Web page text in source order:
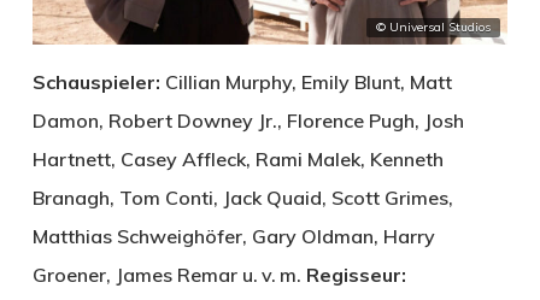
© Universal Studios
Schauspieler: Cillian Murphy, Emily Blunt, Matt
Damon, Robert Downey Jr., Florence Pugh, Josh
Hartnett, Casey Affleck, Rami Malek, Kenneth
Branagh, Tom Conti, Jack Quaid, Scott Grimes,
Matthias Schweighöfer, Gary Oldman, Harry
Groener, James Remar u. v. m. Regisseur: